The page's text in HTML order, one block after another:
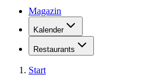
Magazin
Kalender
Restaurants
Start